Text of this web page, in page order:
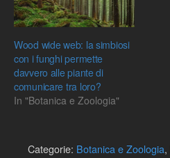
Wood wide web: la simbiosi
con i funghi permette
davvero alle piante di
comunicare tra loro?
In "Botanica e Zoologia"
Categorie: Botanica e Zoologia,